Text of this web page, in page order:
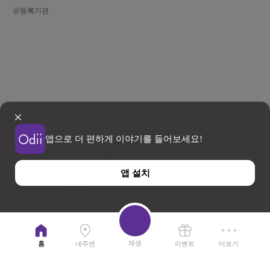
앱으로 더 편하게 이야기를 들어보세요!
앱 설치
@등록기관 :
이용약관 개인정보 처리방침위치기반서비스 이용약관
우)26464 강원특별자치도 원주시 세계로 10
사업자등록번호 202-81-50707 TEL : 033-738-3000
홈 내주변 재생 이벤트 더보기